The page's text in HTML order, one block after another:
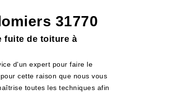
31770
fuite de toiture à
d'un expert pour faire le
cette raison que nous vous
toutes les techniques afin